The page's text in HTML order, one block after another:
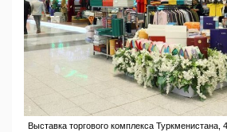
Выставка торгового комплекса Туркменистана,